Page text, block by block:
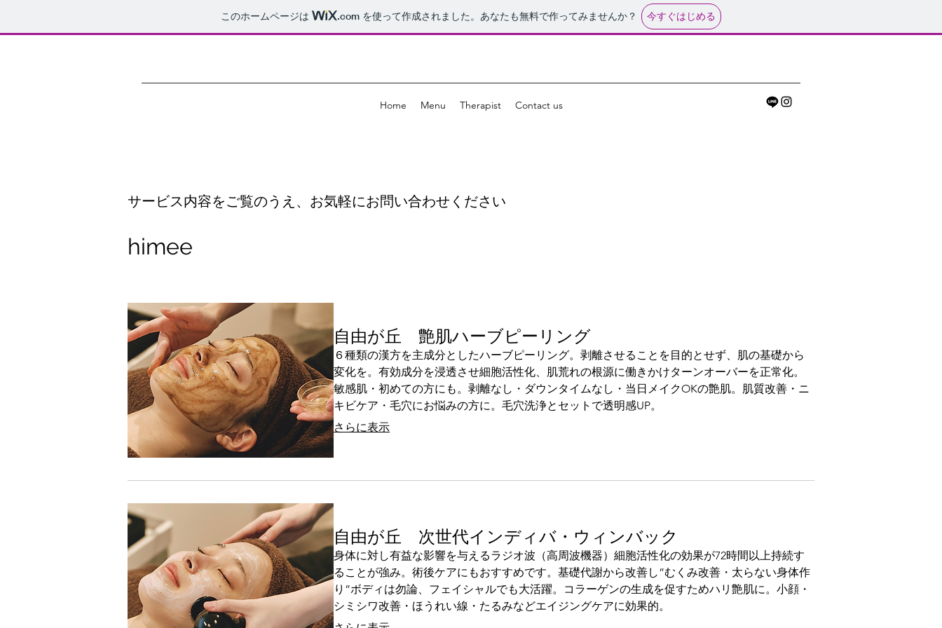
このホームページは .com を使って作成されました。あなたも無料で作ってみませんか？ 今すぐはじめる
Home Menu Therapist Contact us
サービス内容をご覧のうえ、お気軽にお問い合わせください
himee
自由が丘 艶肌ハーブピーリング
６種類の漢方を主成分としたハーブピーリング。剥離させることを目的とせず、肌の基礎から
変化を。有効成分を浸透させ細胞活性化、肌荒れの根源に働きかけターンオーバーを正常化。
敏感肌・初めての方にも。剥離なし・ダウンタイムなし・当日メイクOKの艶肌。肌質改善・ニ
キビケア・毛穴にお悩みの方に。毛穴洗浄とセットで透明感UP。
さらに表示
自由が丘 次世代インディバ・ウィンバック
身体に対し有益な影響を与えるラジオ波（高周波機器）細胞活性化の効果が72時間以上持続す
ることが強み。術後ケアにもおすすめです。基礎代謝から改善し”むくみ改善・太らない身体作
り”ボディは勿論、フェイシャルでも大活躍。コラーゲンの生成を促すためハリ艶肌に。小顔・
シミシワ改善・ほうれい線・たるみなどエイジングケアに効果的。